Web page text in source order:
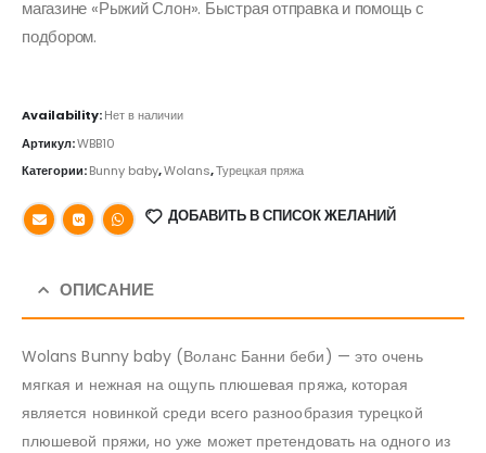
магазине «Рыжий Слон». Быстрая отправка и помощь с
подбором.
Availability:Нет в наличии
Артикул:WBB10
Категории:Bunny baby,Wolans,Турецкая пряжа
ДОБАВИТЬ В СПИСОК ЖЕЛАНИЙ
ОПИСАНИЕ
Wolans Bunny baby (Воланс Банни беби) — это очень
мягкая и нежная на ощупь плюшевая пряжа, которая
является новинкой среди всего разнообразия турецкой
плюшевой пряжи, но уже может претендовать на одного из